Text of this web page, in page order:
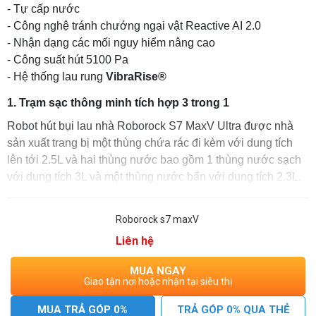
- Tự cấp nước
- Công nghệ tránh chướng ngại vật Reactive AI 2.0
- Nhận dạng các mối nguy hiểm nâng cao
- Công suất hút 5100 Pa
- Hệ thống lau rung VibraRise®
1. Trạm sạc thông minh tích hợp 3 trong 1
Robot hút bụi lau nhà Roborock S7 MaxV Ultra được nhà
sản xuất trang bị một thùng chứa rác đi kèm với dung tích
lên tới 2.5L và hai thùng nước bao gồm 1 thùng nước sạch
với dung tích 3L và một thùng nước bẩn với dung tích 2.3L.
1.1 Giặt khăn tự động
S7 MaxV Ultra sử dụng công nghệ tự động làm sạch giẻ lau,
nước được bổ sung tự động để làm sạch lại khăn lau trong
quá trình hoạt động. Robot sử dụng đồng thời, phương
pháp “rửa, phun nước, cạo” tiên tiến hơn, giúp cải thiện
Roborock s7 maxV
Liên hệ
MUA NGAY
Giao tận nơi hoặc nhận tại siêu thị
MUA TRẢ GÓP 0% TRẢ GÓP 0% QUA THẺ